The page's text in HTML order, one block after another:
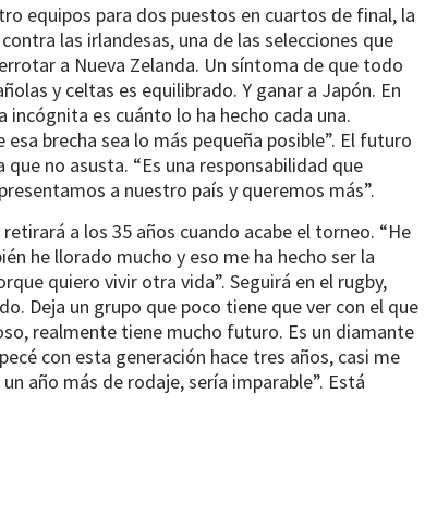
equipos para dos puestos en cuartos de final, la
las irlandesas, una de las selecciones que
a Nueva Zelanda. Un síntoma de que todo
y celtas es equilibrado. Y ganar a Japón. En
es cuánto lo ha hecho cada una.
brecha sea lo más pequeña posible”. El futuro
no asusta. “Es una responsabilidad que
a nuestro país y queremos más”.
a los 35 años cuando acabe el torneo. “He
he llorado mucho y eso me ha hecho ser la
quiero vivir otra vida”. Seguirá en el rugby,
Deja un grupo que poco tiene que ver con el que
realmente tiene mucho futuro. Es un diamante
con esta generación hace tres años, casi me
año más de rodaje, sería imparable”. Está